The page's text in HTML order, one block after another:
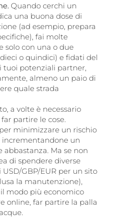
Quando cerchi un
una buona dose di
(ad esempio, prepara
fai molte
solo con una o due
o quindici) e fidati del
tuoi potenziali partner,
almeno un paio di
quale strada
a volte è necessario
partire le cose.
minimizzare un rischio
incrementandone un
abbastanza. Ma se non
di spendere diverse
GBP/EUR per un sito
la manutenzione),
modo più economico
online, far partire la palla